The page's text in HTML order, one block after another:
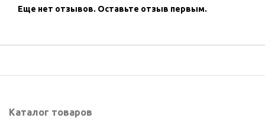
Еще нет отзывов. Оставьте отзыв первым.
Каталог товаров